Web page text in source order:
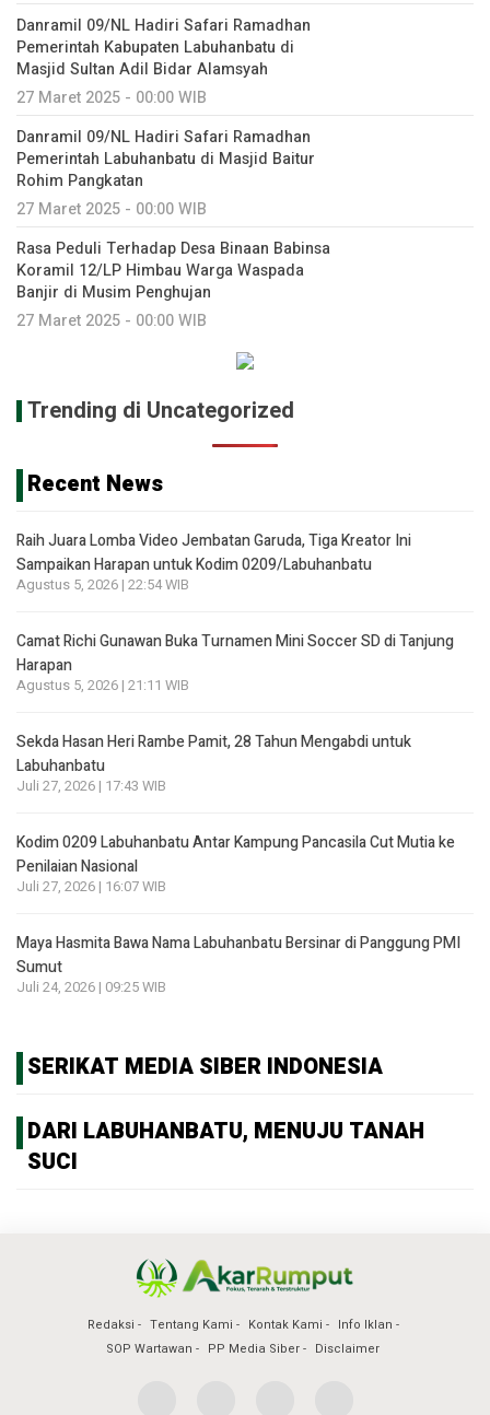
Danramil 09/NL Hadiri Safari Ramadhan
Pemerintah Kabupaten Labuhanbatu di
Masjid Sultan Adil Bidar Alamsyah
27 Maret 2025 - 00:00 WIB
Danramil 09/NL Hadiri Safari Ramadhan
Pemerintah Labuhanbatu di Masjid Baitur
Rohim Pangkatan
27 Maret 2025 - 00:00 WIB
Rasa Peduli Terhadap Desa Binaan Babinsa
Koramil 12/LP Himbau Warga Waspada
Banjir di Musim Penghujan
27 Maret 2025 - 00:00 WIB
Trending di Uncategorized
Recent News
Raih Juara Lomba Video Jembatan Garuda, Tiga Kreator Ini
Sampaikan Harapan untuk Kodim 0209/Labuhanbatu
Agustus 5, 2026 | 22:54 WIB
Camat Richi Gunawan Buka Turnamen Mini Soccer SD di Tanjung
Harapan
Agustus 5, 2026 | 21:11 WIB
Sekda Hasan Heri Rambe Pamit, 28 Tahun Mengabdi untuk
Labuhanbatu
Juli 27, 2026 | 17:43 WIB
Kodim 0209 Labuhanbatu Antar Kampung Pancasila Cut Mutia ke
Penilaian Nasional
Juli 27, 2026 | 16:07 WIB
Maya Hasmita Bawa Nama Labuhanbatu Bersinar di Panggung PMI
Sumut
Juli 24, 2026 | 09:25 WIB
SERIKAT MEDIA SIBER INDONESIA
DARI LABUHANBATU, MENUJU TANAH
SUCI
Redaksi Tentang Kami Kontak Kami
Info Iklan
SOP Wartawan
PP Media Siber Disclaimer